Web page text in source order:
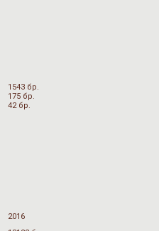
1543 бр.
175 бр.
42 бр.
2016